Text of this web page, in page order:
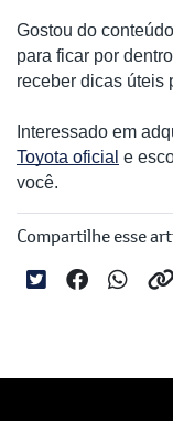
Gostou do
para ficar por
receber dicas úteis
Interessado em
Toyota oficial e
você.
Compartilhe esse